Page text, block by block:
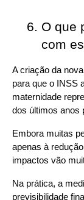
O que
com
A criação da
para que o INSS
maternidade
dos últimos anos
Embora muitas
apenas à
impactos vão
Na prática, a
previsibilidade